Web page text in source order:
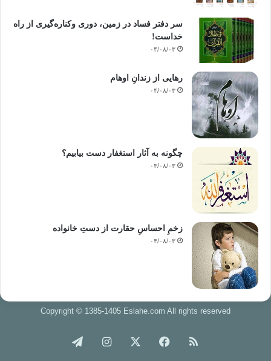
سر دفتر فساد در زمین‌، دوری وکناره‌گیری از راه
خداست‌!
۰۴/۰۸/۰۳
رهایی از زندانِ اوهام
۰۴/۰۸/۰۳
چگونه به آثار استغفار دست بیابیم؟
۰۴/۰۸/۰۳
زخمِ احساسِ حقارت از دستِ خانواده
۰۴/۰۸/۰۳
Copyright © 1385-1405 Eslahe.com All rights reserved
خوراک فیس اینستاگرام